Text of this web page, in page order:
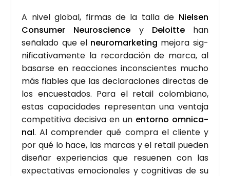
A nivel glo­bal, fir­mas de la talla de Niel­sen
Con­su­mer Neu­ros­cien­ce y Deloit­tehan
seña­la­do que el neu­ro­mar­ke­ting mejo­ra sig­
ni­fi­ca­ti­va­men­te la recor­da­ción de mar­ca, al
basar­se en reac­cio­nes incons­cien­tes mucho
más fia­bles que las decla­ra­cio­nes direc­tas de
los encues­ta­dos. Para el retail colom­biano,
estas capa­ci­da­des repre­sen­tan una ven­ta­ja
com­pe­ti­ti­va deci­si­va en unentorno omni­ca­
nal. Al com­pren­der qué com­pra el clien­te y
por qué lo hace, las mar­cas y el retail pue­den
dise­ñar expe­rien­cias que resue­nen con las
expec­ta­ti­vas emo­cio­na­les y cog­ni­ti­vas de su